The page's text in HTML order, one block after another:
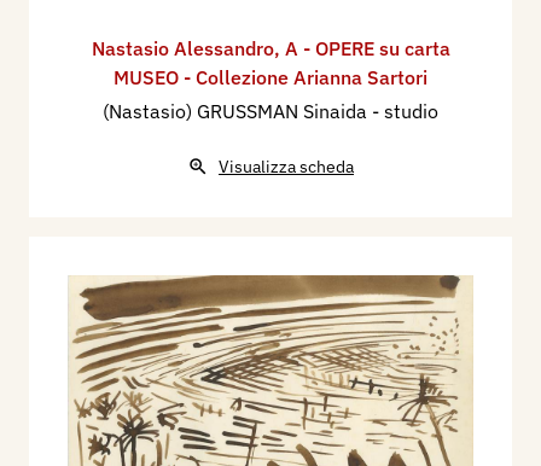
Nastasio Alessandro, A - OPERE su carta
MUSEO - Collezione Arianna Sartori
(Nastasio) GRUSSMAN Sinaida - studio
Visualizza scheda